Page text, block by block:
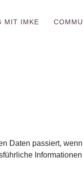
MIT IMKE
Daten passiert,